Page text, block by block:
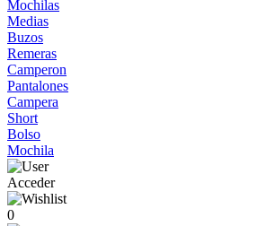
Mochilas
Medias
Buzos
Remeras
Camperon
Pantalones
Campera
Short
Bolso
Mochila
Acceder
0